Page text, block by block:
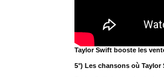
Taylor Swift booste les
5°) Les chansons où